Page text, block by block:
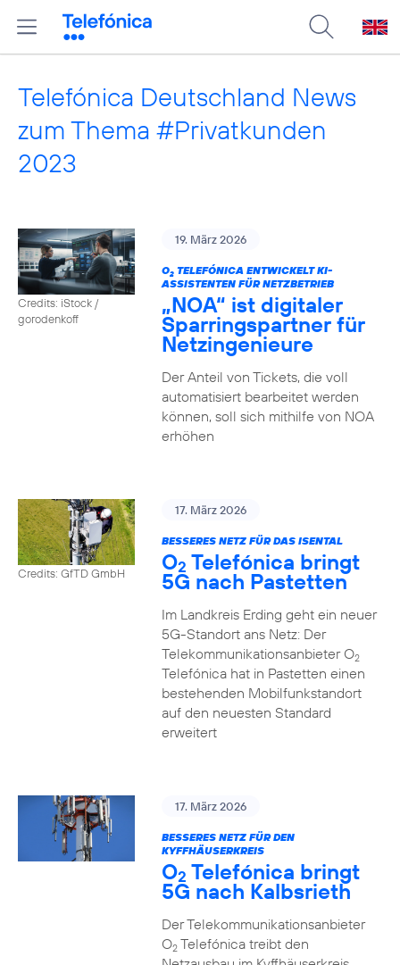
Telefónica Deutschland News
zum Thema #Privatkunden
2023
Credits: iStock /
gorodenkoff
19. März 2026
O2TELEFÓNICA ENTWICKELT KI-
ASSISTENTEN FÜR NETZBETRIEB
„NOA“ ist digitaler
Sparringspartner für
Netzingenieure
Der Anteil von Tickets, die voll
automatisiert bearbeitet werden
können, soll sich mithilfe von NOA
erhöhen
Credits: GfTD GmbH
17. März 2026
BESSERES NETZ FÜR DAS ISENTAL
O2 Telefónica bringt
5G nach Pastetten
Im Landkreis Erding geht ein neuer
5G-Standort ans Netz: Der
Telekommunikationsanbieter O2
Telefónica hat in Pastetten einen
bestehenden Mobilfunkstandort
auf den neuesten Standard
erweitert
17. März 2026
BESSERES NETZ FÜR DEN
KYFFHÄUSERKREIS
O2 Telefónica bringt
5G nach Kalbsrieth
Der Telekommunikationsanbieter
O2Telefónica treibt den